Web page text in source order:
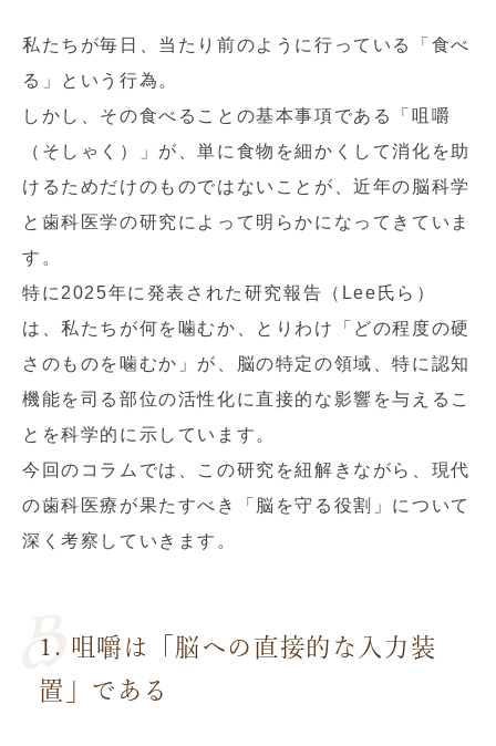
私たちが毎日、当たり前のように行っている「食べ
る」という行為。
しかし、その食べることの基本事項である「咀嚼
（そしゃく）」が、単に食物を細かくして消化を助
けるためだけのものではないことが、近年の脳科学
と歯科医学の研究によって明らかになってきていま
す。
特に2025年に発表された研究報告（Lee氏ら）
は、私たちが何を噛むか、とりわけ「どの程度の硬
さのものを噛むか」が、脳の特定の領域、特に認知
機能を司る部位の活性化に直接的な影響を与えるこ
とを科学的に示しています。
今回のコラムでは、この研究を紐解きながら、現代
の歯科医療が果たすべき「脳を守る役割」について
深く考察していきます。
1. 咀嚼は「脳への直接的な入力装
置」である